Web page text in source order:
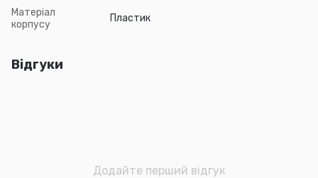
Матеріал
корпусу
Пластик
Відгуки
Додайте перший відгук